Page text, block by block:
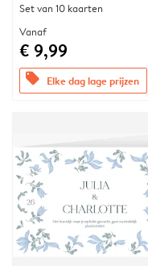
Set van 10 kaarten
Vanaf
€ 9,99
offers Elke dag lage prijzen